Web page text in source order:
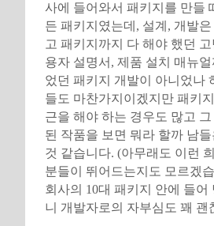
사에 들어와서 패키지를 만들
든 패키지였는데, 설계, 개발
고 패키지까지 다 해야 했던
용자 설명서, 제품 설치 매뉴
었던 패키지 개발이 아니었나
들도 마찬가지이겠지만 패키
근을 해야 하는 경우도 많고
된 작품을 보면 뭐라 할까 남
것 같습니다. (아무래도 이런
분들이 뛰어드는지도 모르겠
회사의 10대 패키지 안에 들
니 개발자로의 자부심도 꽤 괜